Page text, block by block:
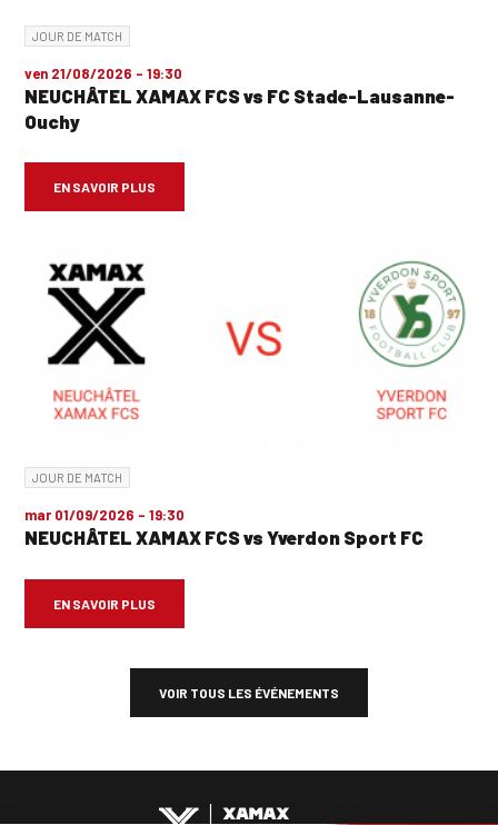
JOUR DE MATCH
ven 21/08/2026 - 19:30
NEUCHÂTEL XAMAX FCS vs FC Stade-Lausanne-
Ouchy
EN SAVOIR PLUS
JOUR DE MATCH
mar 01/09/2026 - 19:30
NEUCHÂTEL XAMAX FCS vs Yverdon Sport FC
EN SAVOIR PLUS
VOIR TOUS LES ÉVÉNEMENTS